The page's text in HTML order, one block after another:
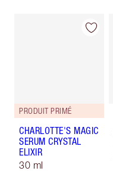
PRODUIT PRIMÉ
CHARLOTTE'S MAGIC
SERUM CRYSTAL
ELIXIR
30 ml